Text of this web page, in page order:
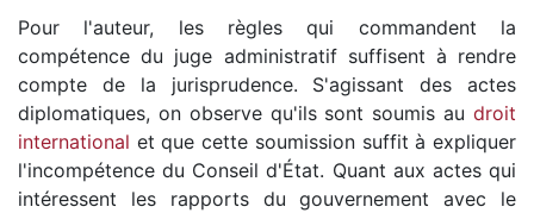
Pour l'auteur, les règles qui commandent la
compétence du juge administratif suffisent à rendre
compte de la jurisprudence. S'agissant des actes
diplomatiques, on observe qu'ils sont soumis au droit
international et que cette soumission suffit à expliquer
l'incompétence du Conseil d'État. Quant aux actes qui
intéressent les rapports du gouvernement avec le